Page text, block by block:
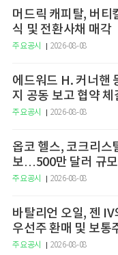
머드릭 캐피탈, 버티
식 및 전환사채 매각
주요공시 2026-08-08
에드워드 H. 커너핸
지 공동 보고 협약 체
주요공시 2026-08-08
옵코 헬스, 코크리스
보…500만 달러 규
주요공시 2026-08-08
바탈리언 오일, 젠
우선주 환매 및 보통
주요공시 2026-08-08